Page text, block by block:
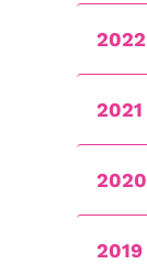
2022
2021
2020
2019